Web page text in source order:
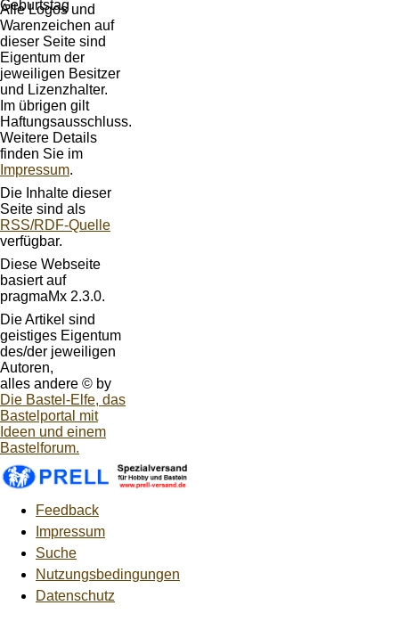
Alle Logos und
Warenzeichen auf
dieser Seite sind
Eigentum der
jeweiligen Besitzer
und Lizenzhalter.
Im übrigen gilt
Haftungsausschluss.
Weitere Details
finden Sie im
Impressum.
Die Inhalte dieser
Seite sind als
RSS/RDF-Quelle
verfügbar.
Diese Webseite
basiert auf
pragmaMx 2.3.0.
Die Artikel sind
geistiges Eigentum
des/der jeweiligen
Autoren,
alles andere © by
Die Bastel-Elfe, das
Bastelportal mit
Ideen und einem
Bastelforum.
Feedback
Impressum
Suche
Nutzungsbedingungen
Datenschutz